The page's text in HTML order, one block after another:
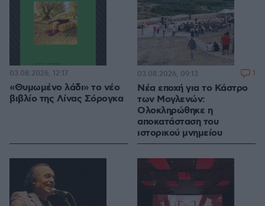
«Θυμωμένο λάδι» το νέο
βιβλίο της Λίνας Σόρογκα
03.08.2026, 12:17
Νέα εποχή για το Κάστρο
των Μογλενών:
Ολοκληρώθηκε η
αποκατάσταση του
ιστορικού μνημείου
03.08.2026, 09:13 1